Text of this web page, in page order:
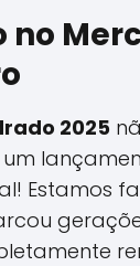
2025
Estamos